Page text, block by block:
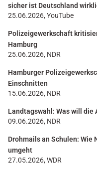
sicher ist Deutschland
25.06.2026, YouTube
Polizeigewerkschaft
Hamburg
25.06.2026, NDR
Hamburger
Einschnitten
15.06.2026, NDR
Landtagswahl: Was will die
09.06.2026, NDR
Drohmails an Schulen: Wie
umgeht
27.05.2026, WDR